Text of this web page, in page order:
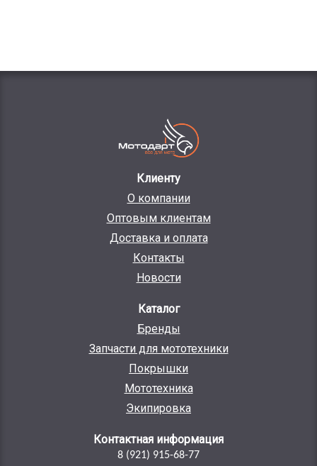
Клиенту
О компании
Оптовым клиентам
Доставка и оплата
Контакты
Новости
Каталог
Бренды
Запчасти для мототехники
Покрышки
Мототехника
Экипировка
Контактная информация
8 (921) 915-68-77